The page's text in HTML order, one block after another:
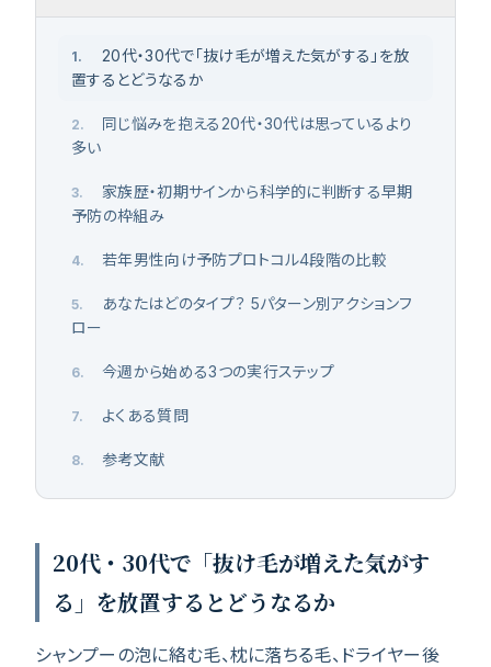
1.
20代・30代で「抜け毛が増えた気がする」を放
置するとどうなるか
2.
同じ悩みを抱える20代・30代は思っているより
多い
3.
家族歴・初期サインから科学的に判断する早期
予防の枠組み
4. 若年男性向け予防プロトコル4段階の比較
5.
あなたはどのタイプ？ 5パターン別アクションフ
ロー
6. 今週から始める3つの実行ステップ
7. よくある質問
8. 参考文献
20代・30代で「抜け毛が増えた気がす
る」を放置するとどうなるか
シャンプーの泡に絡む毛、枕に落ちる毛、ドライヤー後